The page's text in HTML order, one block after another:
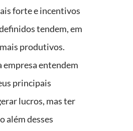
forte e incentivos
tendem, em
produtivos.
empresa entendem
principais
lucros, mas ter
além desses